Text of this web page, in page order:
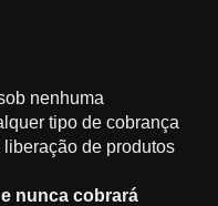
nenhuma
tipo de cobrança
de produtos
nunca cobrará